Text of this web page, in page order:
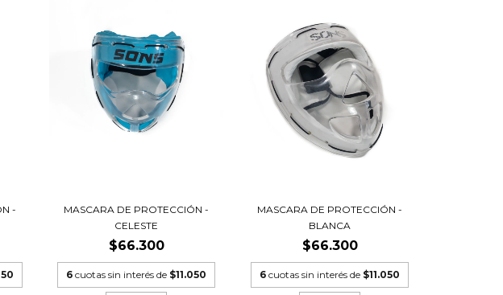
-
MASCARA DE PROTECCIÓN -
CELESTE
$66.300
6 cuotas sin interés de $11.050
MASCARA DE PROTECCIÓN -
BLANCA
$66.300
6 cuotas sin interés de $11.050